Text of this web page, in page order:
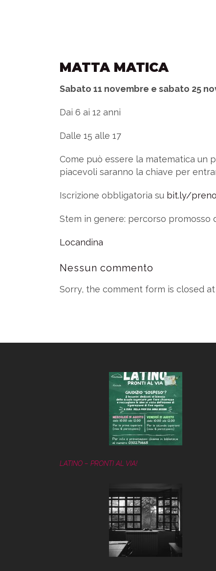
MATTA MATICA
Sabato 11 novembre e sabato 25
Dai 6 ai 12 anni
Dalle 15 alle 17
Come può essere la matematica un
piacevoli saranno la chiave per
Iscrizione obbligatoria su bit.ly/
Stem in genere: percorso promosso
Locandina
Nessun commento
Sorry, the comment form is closed
LATINO – PRONTI AL VIA!